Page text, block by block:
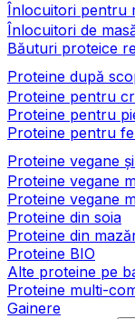
Înlocuitori pentru
Înlocuitori de
Băuturi proteice
Proteine după
Proteine pentru
Proteine pentru
Proteine pentru
Proteine vegane
Proteine vegane
Proteine vegane
Proteine din soia
Proteine din
Proteine BIO
Alte proteine pe
Proteine multi-
Gainere